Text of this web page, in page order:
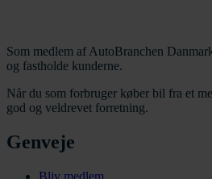
Som medlem af AutoBranchen
og fastholde kunderne.
Når du som forbruger køber bil fra et
god og veldrevet forretning.
Genveje
Bliv medlem